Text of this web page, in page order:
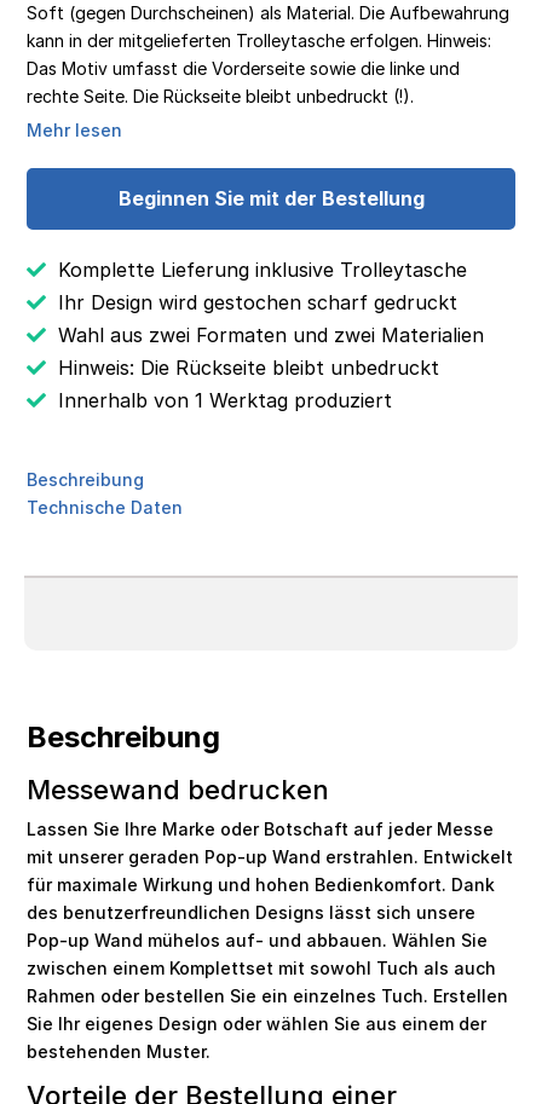
Soft (gegen Durchscheinen) als Material. Die Aufbewahrung
kann in der mitgelieferten Trolleytasche erfolgen. Hinweis:
Das Motiv umfasst die Vorderseite sowie die linke und
rechte Seite. Die Rückseite bleibt unbedruckt (!).
Mehr lesen
Beginnen Sie mit der Bestellung
Komplette Lieferung inklusive Trolleytasche
Ihr Design wird gestochen scharf gedruckt
Wahl aus zwei Formaten und zwei Materialien
Hinweis: Die Rückseite bleibt unbedruckt
Innerhalb von 1 Werktag produziert
Beschreibung
Technische Daten
Beschreibung
Messewand bedrucken
Lassen Sie Ihre Marke oder Botschaft auf jeder Messe
mit unserer geraden Pop-up Wand erstrahlen. Entwickelt
für maximale Wirkung und hohen Bedienkomfort. Dank
des benutzerfreundlichen Designs lässt sich unsere
Pop-up Wand mühelos auf- und abbauen. Wählen Sie
zwischen einem Komplettset mit sowohl Tuch als auch
Rahmen oder bestellen Sie ein einzelnes Tuch. Erstellen
Sie Ihr eigenes Design oder wählen Sie aus einem der
bestehenden Muster.
Vorteile der Bestellung einer